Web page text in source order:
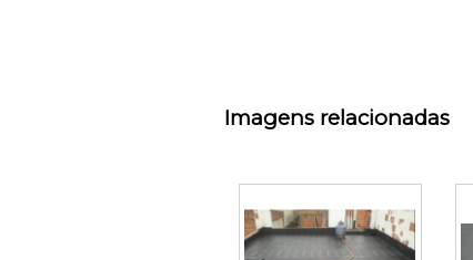
Imagens relacionadas